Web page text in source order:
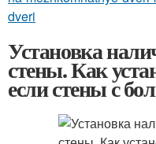
dveri
Установка
стены. Как
если стены с